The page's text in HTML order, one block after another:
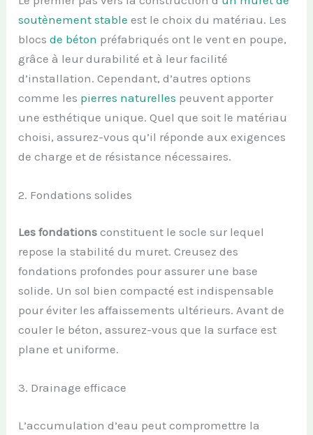
soutènement stableest le choix du matériau. Les
blocsde béton préfabriqués ont le vent en poupe,
grâce à leur durabilité et à leur facilité
d’installation. Cependant, d’autres options
comme les pierres naturelles peuvent apporter
une esthétique unique. Quel que soit le matériau
choisi, assurez-vous qu’il réponde aux exigences
de charge et de résistance nécessaires.
2. Fondations solides
Les fondationsconstituent le socle sur lequel
repose la stabilité du muret. Creusez des
fondations profondes pour assurer une base
solide. Un sol bien compacté est indispensable
pour éviter les affaissements ultérieurs. Avant de
couler le béton, assurez-vous que la surface est
plane et uniforme.
3. Drainage efficace
L’accumulation d’eau peut compromettre la